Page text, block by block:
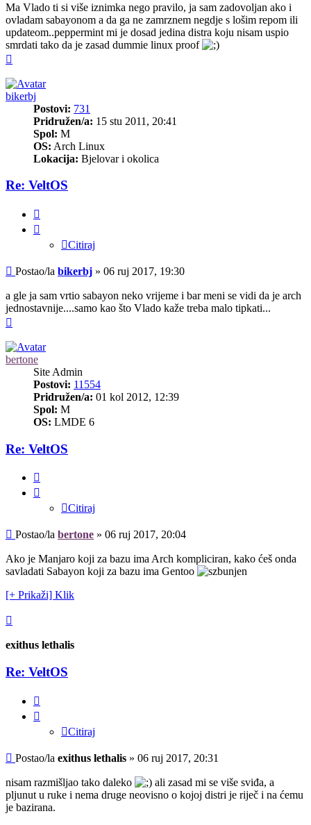
Ma Vlado ti si više iznimka nego pravilo, ja sam zadovoljan ako i
ovladam sabayonom a da ga ne zamrznem negdje s lošim repom ili
updateom..peppermint mi je dosad jedina distra koju nisam uspio
smrdati tako da je zasad dummie linux proof
bikerbj
Postovi: 731
Pridružen/a: 15 stu 2011, 20:41
Spol: M
OS: Arch Linux
Lokacija: Bjelovar i okolica
Re: VeltOS
Citiraj
Post
Postao/la bikerbj » 06 ruj 2017, 19:30
a gle ja sam vrtio sabayon neko vrijeme i bar meni se vidi da je arch
jednostavnije....samo kao što Vlado kaže treba malo tipkati...
bertone
Site Admin
Postovi: 11554
Pridružen/a: 01 kol 2012, 12:39
Spol: M
OS: LMDE 6
Re: VeltOS
Citiraj
Post
Postao/la bertone » 06 ruj 2017, 20:04
Ako je Manjaro koji za bazu ima Arch kompliciran, kako ćeš onda
savladati Sabayon koji za bazu ima Gentoo
[+ Prikaži] Klik
exithus lethalis
Re: VeltOS
Citiraj
Post
Postao/la exithus lethalis » 06 ruj 2017, 20:31
nisam razmišljao tako daleko
ali zasad mi se više sviđa, a
pljunut u ruke i nema druge neovisno o kojoj distri je riječ i na ćemu
je bazirana.